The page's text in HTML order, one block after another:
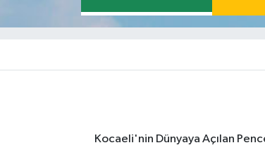
Kocaeli'nin Dünyaya Açılan